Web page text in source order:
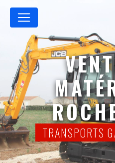
VENTE DE
TRANSPORTS
Panneau de gestion des cookies